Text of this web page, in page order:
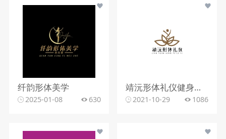
纤韵形体美学
2025-01-08 630
靖沅形体礼仪健身塑身中心
2021-10-29 1086